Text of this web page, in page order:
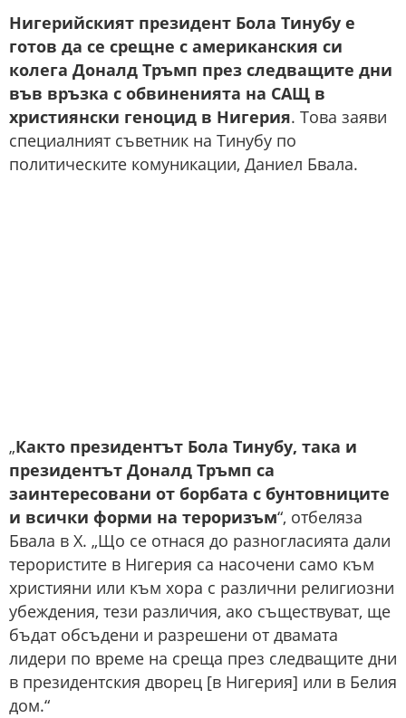
Нигерийският президент Бола Тинубу е
готов да се срещне с американския си
колега Доналд Тръмп през следващите дни
във връзка с обвиненията на САЩ в
християнски геноцид в Нигерия. Това заяви
специалният съветник на Тинубу по
политическите комуникации, Даниел Бвала.
„Както президентът Бола Тинубу, така и
президентът Доналд Тръмп са
заинтересовани от борбата с бунтовниците
и всички форми на тероризъм“, отбеляза
Бвала в Х. „Що се отнася до разногласията дали
терористите в Нигерия са насочени само към
християни или към хора с различни религиозни
убеждения, тези различия, ако съществуват, ще
бъдат обсъдени и разрешени от двамата
лидери по време на среща през следващите дни
в президентския дворец [в Нигерия] или в Белия
дом.“